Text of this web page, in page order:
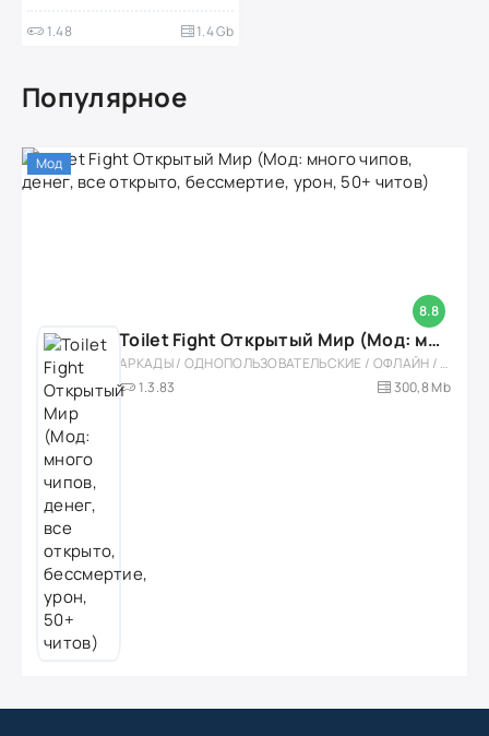
1.48 1.4 Gb
Популярное
8.8
Мод
Toilet Fight Открытый Мир (Мод: много чипов, денег, все открыто, бессмертие, урон, 50+ читов)
АРКАДЫ / ОДНОПОЛЬЗОВАТЕЛЬСКИЕ / ОФЛАЙН / МОД / РОЛЕВЫЕ / ШУТЕРЫ / ОТКРЫТЫЙ МИР / ВСТРОЕННЫЙ КЕШ / 3D / ЭКШЕНЫ / ТУАЛЕТНЫЕ ВОЙНЫ / ДЛЯ ДЕТЕЙ
1.3.83
300,8 Mb